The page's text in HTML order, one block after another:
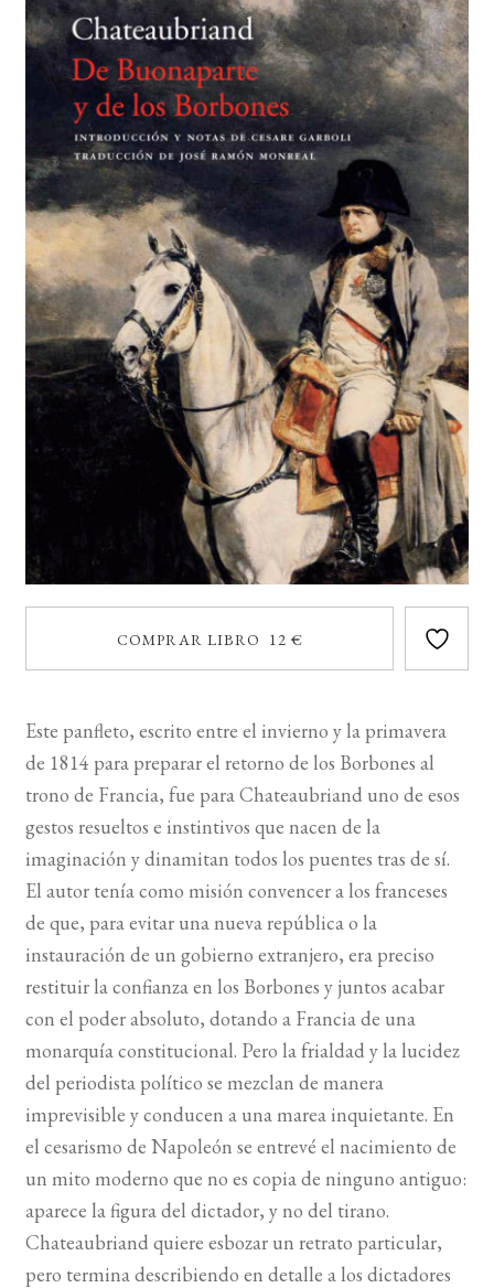
BUSCAR
LISTA DE LIBROS
COMPRAR LIBRO 12 €
Este panfleto, escrito entre el invierno y la primavera
de 1814 para preparar el retorno de los Borbones al
trono de Francia, fue para Chateaubriand uno de esos
gestos resueltos e instintivos que nacen de la
imaginación y dinamitan todos los puentes tras de sí.
El autor tenía como misión convencer a los franceses
de que, para evitar una nueva república o la
instauración de un gobierno extranjero, era preciso
restituir la confianza en los Borbones y juntos acabar
con el poder absoluto, dotando a Francia de una
monarquía constitucional. Pero la frialdad y la lucidez
del periodista político se mezclan de manera
imprevisible y conducen a una marea inquietante. En
el cesarismo de Napoleón se entrevé el nacimiento de
un mito moderno que no es copia de ninguno antiguo:
aparece la figura del dictador, y no del tirano.
Chateaubriand quiere esbozar un retrato particular,
pero termina describiendo en detalle a los dictadores